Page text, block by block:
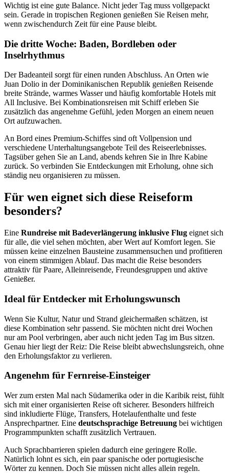
Wichtig ist eine gute Balance. Nicht jeder Tag muss vollgepackt
sein. Gerade in tropischen Regionen genießen Sie Reisen mehr,
wenn zwischendurch Zeit für eine Pause bleibt.
Die dritte Woche: Baden, Bordleben oder
Inselrhythmus
Der Badeanteil sorgt für einen runden Abschluss. An Orten wie
Juan Dolio in der Dominikanischen Republik genießen Reisende
breite Strände, warmes Wasser und häufig komfortable Hotels mit
All Inclusive. Bei Kombinationsreisen mit Schiff erleben Sie
zusätzlich das angenehme Gefühl, jeden Morgen an einem neuen
Ort aufzuwachen.
An Bord eines Premium-Schiffes sind oft Vollpension und
verschiedene Unterhaltungsangebote Teil des Reiseerlebnisses.
Tagsüber gehen Sie an Land, abends kehren Sie in Ihre Kabine
zurück. So verbinden Sie Entdeckungen mit Erholung, ohne sich
ständig neu organisieren zu müssen.
Für wen eignet sich diese Reiseform
besonders?
Eine Rundreise mit Badeverlängerung inklusive Flug eignet sich
für alle, die viel sehen möchten, aber Wert auf Komfort legen. Sie
müssen keine einzelnen Bausteine zusammensuchen und profitieren
von einem stimmigen Ablauf. Das macht die Reise besonders
attraktiv für Paare, Alleinreisende, Freundesgruppen und aktive
Genießer.
Ideal für Entdecker mit Erholungswunsch
Wenn Sie Kultur, Natur und Strand gleichermaßen schätzen, ist
diese Kombination sehr passend. Sie möchten nicht drei Wochen
nur am Pool verbringen, aber auch nicht jeden Tag im Bus sitzen.
Genau hier liegt der Reiz: Die Reise bleibt abwechslungsreich, ohne
den Erholungsfaktor zu verlieren.
Angenehm für Fernreise-Einsteiger
Wer zum ersten Mal nach Südamerika oder in die Karibik reist, fühlt
sich mit einer organisierten Reise oft sicherer. Besonders hilfreich
sind inkludierte Flüge, Transfers, Hotelaufenthalte und feste
Ansprechpartner. Eine deutschsprachige Betreuung bei wichtigen
Programmpunkten schafft zusätzlich Vertrauen.
Auch Sprachbarrieren spielen dadurch eine geringere Rolle.
Natürlich lohnt es sich, ein paar spanische oder portugiesische
Wörter zu kennen. Doch Sie müssen nicht alles allein regeln.